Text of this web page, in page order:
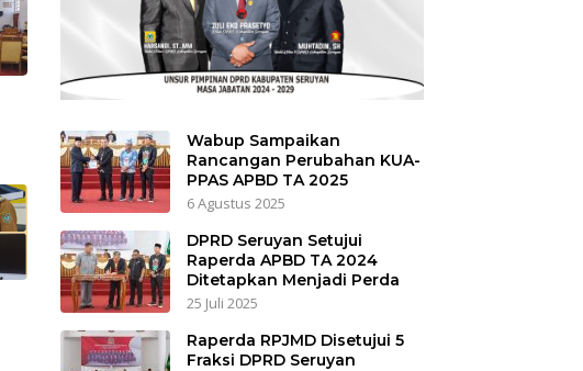
Wabup Sampaikan
Rancangan Perubahan KUA-
PPAS APBD TA 2025
6 Agustus 2025
DPRD Seruyan Setujui
Raperda APBD TA 2024
Ditetapkan Menjadi Perda
25 Juli 2025
Raperda RPJMD Disetujui 5
Fraksi DPRD Seruyan